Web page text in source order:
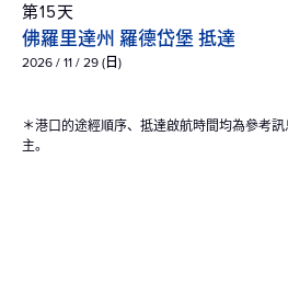
第15天
佛羅里達州 羅德岱堡 抵達
2026 / 11 / 29 (日)
＊港口的途經順序、抵達啟航時間均為參考
主。